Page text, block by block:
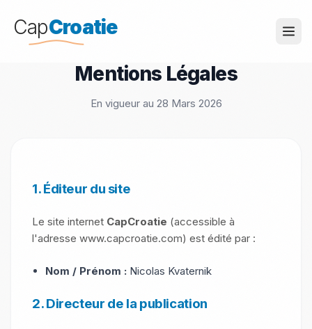
CapCroatie
Mentions Légales
En vigueur au 28 Mars 2026
1. Éditeur du site
Le site internet CapCroatie (accessible à
l'adresse www.capcroatie.com) est édité par :
Nom / Prénom :Nicolas Kvaternik
2. Directeur de la publication